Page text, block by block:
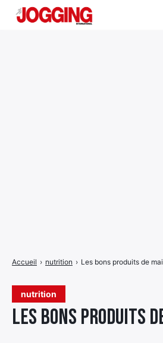
nutrition
Les bons produits
Accueil › nutrition › Les bons produits de mai
menu
de